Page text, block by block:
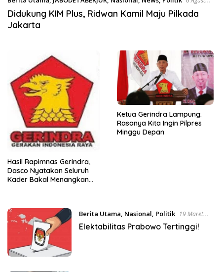
2024
Didukung KIM Plus, Ridwan Kamil Maju Pilkada
Jakarta
Hasil Rapimnas Gerindra,
Dasco Nyatakan Seluruh
Kader Bakal Menangkan
Ketua Gerindra Lampung:
Rasanya Kita Ingin Pilpres
Minggu Depan
Berita Utama, Nasional, Politik
19 Maret
2023
Elektabilitas Prabowo Tertinggi!